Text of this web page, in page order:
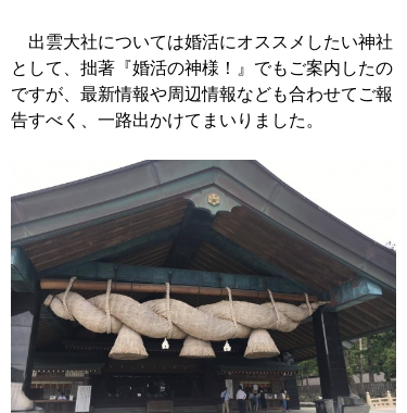
出雲大社については婚活にオススメしたい神社
として、拙著『婚活の神様！』でもご案内したの
ですが、最新情報や周辺情報なども合わせてご報
告すべく、一路出かけてまいりました。